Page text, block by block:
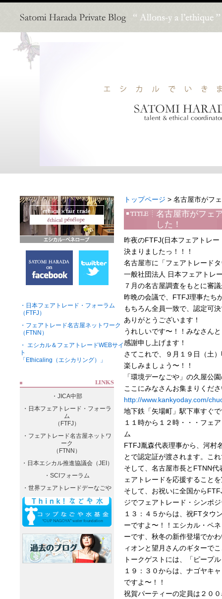
・日本フェアトレード・フォーラム
（FTFJ）
・フェアトレード名古屋ネットワーク
（FTNN）
・ エシカル＆フェアトレードWEBサイ
ト
「Ethicaling（エシカリング）」
・JICA中部
・日本フェアトレード・フォーラ
ム
（FTFJ）
・フェアトレード名古屋ネットワ
ーク
（FTNN）
・日本エシカル推進協議会（JEI）
・SCIフォーラム
・世界フェアトレードデーなごや
トップページ > 名古屋市がフ
名古屋市がフェ
した！
昨夜のFTFJ(日本フェアトレ
決まりましたっ！！！
名古屋市に「フェアトレード
一般社団法人 日本フェアトレ
７月の名古屋調査をもとに審
昨晩の会議で、FTFJ理事たち
もちろん全員一致で、認定可
ありがとうございます！
うれしいです〜！！みなさん
感謝申し上げます！
さてこれで、９月１９日（土
楽しみましょう〜！！
「環境デーなごや」の久屋公
ここにみなさんお集まりくだ
http://www.kankyoday.com/
地下鉄「矢場町」駅下車すぐ
１１時から１２時・・・フェ
ム
FTFJ胤森代表理事から、河村
とで認定証が渡されます。こ
そして、名古屋市長とFTNN
ェアトレードを応援すること
そして、お祝いに全国から
ジでフェアトレード・シンポ
１３：４５からは、祝FTタウ
ーですよ〜！！エシカル・ペ
ーです、秋冬の新作登場でか
ィオンと望月さんのギターで
トークゲストには、「ピープ
１９：３０からは、ナゴヤキ
ですよ〜！！
祝賀パーティーの定員は２０